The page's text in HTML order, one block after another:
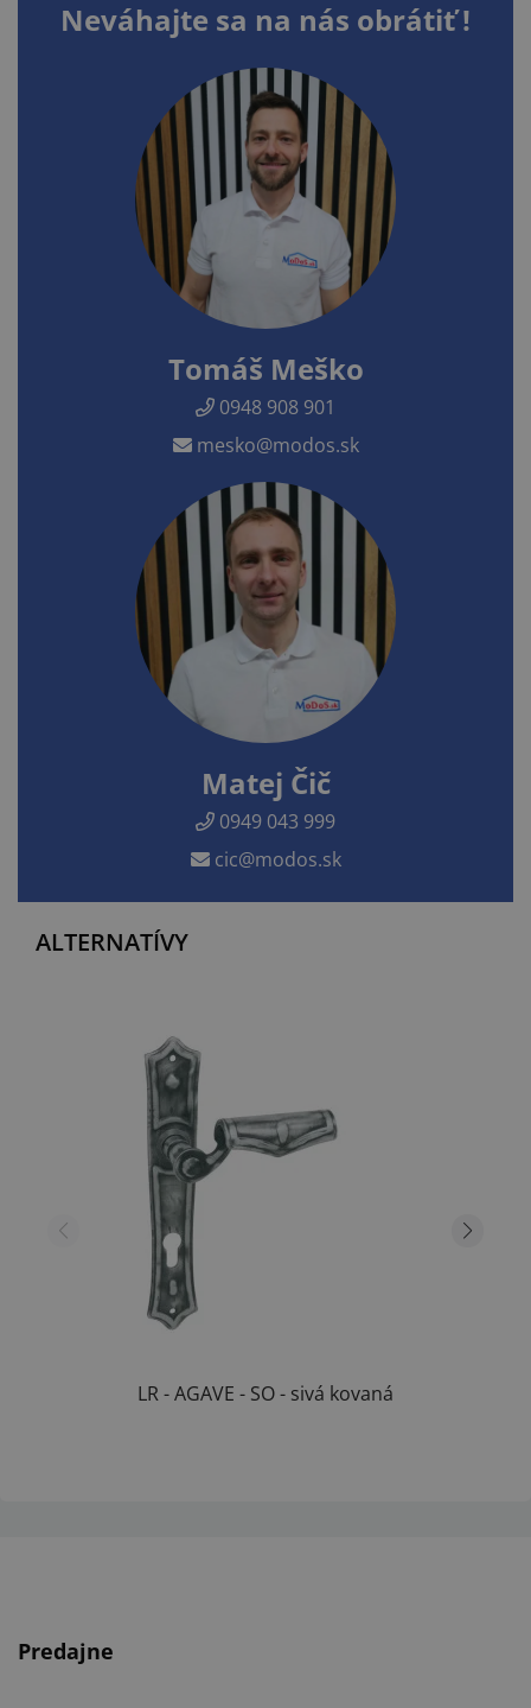
Neváhajte sa na nás obrátiť !
Tomáš Meško
0948 908 901
mesko@modos.sk
Matej Čič
0949 043 999
cic@modos.sk
ALTERNATÍVY
LR - AGAVE - SO - sivá kovaná
Predajne